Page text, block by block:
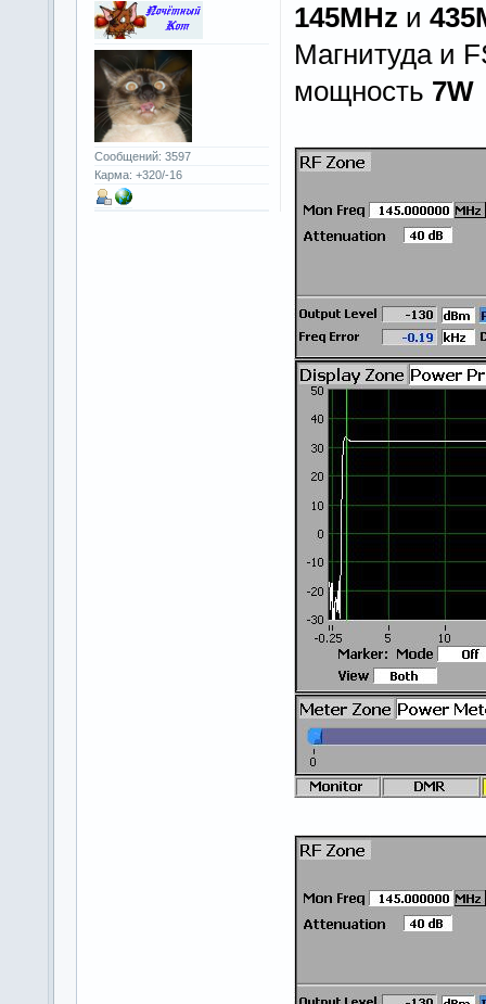
Сообщений: 3597
Карма: +320/-16
145MHz и
Магнитуда и
мощность 7W